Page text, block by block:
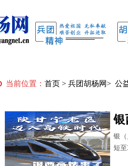
当前位置： 首页 > 兵团胡杨网> 公
银
银
短